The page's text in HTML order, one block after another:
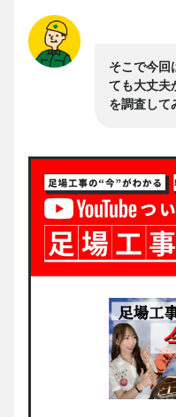
そこで今回
ても大丈夫
を調査して